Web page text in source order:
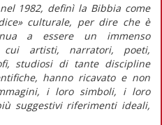
1982, definì la Bibbia come
culturale, per dire che è
a essere un immenso
artisti, narratori, poeti,
studiosi di tante discipline
hanno ricavato e non
i loro simboli, i loro
suggestivi riferimenti ideali,